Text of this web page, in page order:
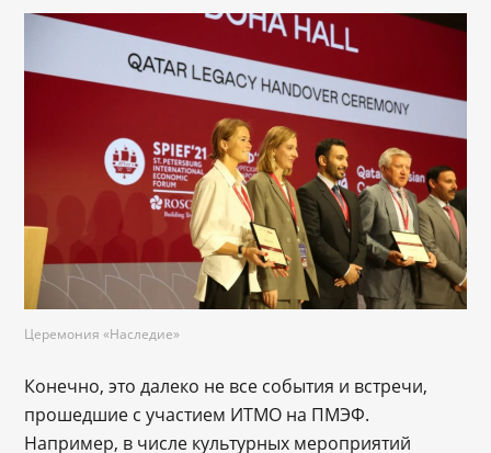
Церемония «Наследие»
Конечно, это далеко не все события и встречи,
прошедшие с участием ИТМО на ПМЭФ.
Например, в числе культурных мероприятий